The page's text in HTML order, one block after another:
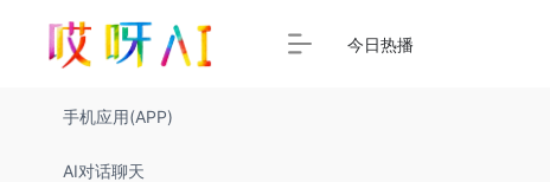
手机应用(APP)
AI对话聊天
今日热播